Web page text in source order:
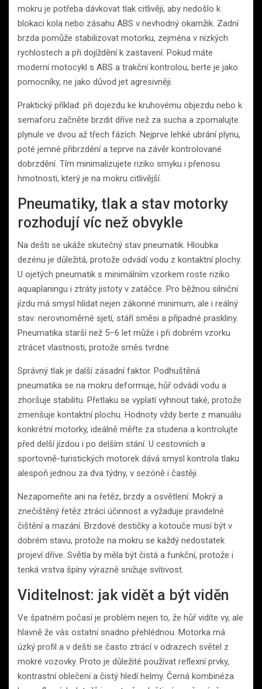
mokru je potřeba dávkovat tlak citlivěji, aby nedošlo k
blokaci kola nebo zásahu ABS v nevhodný okamžik. Zadní
brzda pomůže stabilizovat motorku, zejména v nízkých
rychlostech a při dojíždění k zastavení. Pokud máte
moderní motocykl s ABS a trakční kontrolou, berte je jako
pomocníky, ne jako důvod jet agresivněji.
Praktický příklad: při dojezdu ke kruhovému objezdu nebo k
semaforu začněte brzdit dříve než za sucha a zpomalujte
plynule ve dvou až třech fázích. Nejprve lehké ubrání plynu,
poté jemné přibrzdění a teprve na závěr kontrolované
dobrzdění. Tím minimalizujete riziko smyku i přenosu
hmotnosti, který je na mokru citlivější.
Pneumatiky, tlak a stav motorky
rozhodují víc než obvykle
Na dešti se ukáže skutečný stav pneumatik. Hloubka
dezénu je důležitá, protože odvádí vodu z kontaktní plochy.
U ojetých pneumatik s minimálním vzorkem roste riziko
aquaplaningu i ztráty jistoty v zatáčce. Pro běžnou silniční
jízdu má smysl hlídat nejen zákonné minimum, ale i reálný
stav: nerovnoměrné sjetí, stáří směsi a případné praskliny.
Pneumatika starší než 5–6 let může i při dobrém vzorku
ztrácet vlastnosti, protože směs tvrdne.
Správný tlak je další zásadní faktor. Podhuštěná
pneumatika se na mokru deformuje, hůř odvádí vodu a
zhoršuje stabilitu. Přetlaku se vyplatí vyhnout také, protože
zmenšuje kontaktní plochu. Hodnoty vždy berte z manuálu
konkrétní motorky, ideálně měřte za studena a kontrolujte
před delší jízdou i po delším stání. U cestovních a
sportovně-turistických motorek dává smysl kontrola tlaku
alespoň jednou za dva týdny, v sezóně i častěji.
Nezapomeňte ani na řetěz, brzdy a osvětlení. Mokrý a
znečištěný řetěz ztrácí účinnost a vyžaduje pravidelné
čištění a mazání. Brzdové destičky a kotouče musí být v
dobrém stavu, protože na mokru se každý nedostatek
projeví dříve. Světla by měla být čistá a funkční, protože i
tenká vrstva špíny výrazně snižuje svítivost.
Viditelnost: jak vidět a být viděn
Ve špatném počasí je problém nejen to, že hůř vidíte vy, ale
hlavně že vás ostatní snadno přehlédnou. Motorka má
úzký profil a v dešti se často ztrácí v odrazech světel z
mokré vozovky. Proto je důležité používat reflexní prvky,
kontrastní oblečení a čistý hledí helmy. Černá kombinéza